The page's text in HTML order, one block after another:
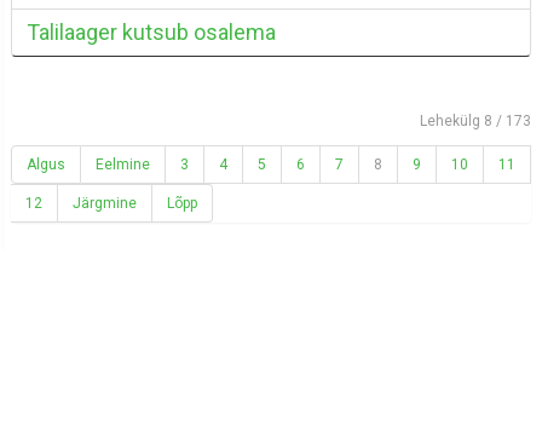
Talilaager kutsub osalema
Lehekülg 8 / 173
Algus Eelmine 3 4 5 6 7 8 9 10 11
12 Järgmine Lõpp